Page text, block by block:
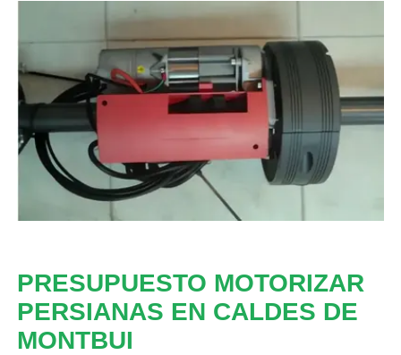
PRESUPUESTO MOTORIZAR
PERSIANAS EN CALDES DE
MONTBUI